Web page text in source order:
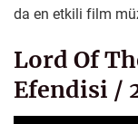
da en etkili film
Lord Of
Efendisi /